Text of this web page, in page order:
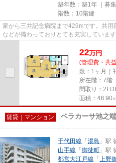
築年数：築1年 ｜募集
階数：10階建
家から三井記念病院まで429mです。共
などが備わっておりとても充実していま
22万円
(管理費・共
敷：1ヶ月｜
所在階：7階
間取り：
面積：48.90
賃貸｜マンション ベラカーサ池之端
千代田線 「 湯島 」駅
山手線 「 御徒町 」駅
都営大江戸線 「 上野